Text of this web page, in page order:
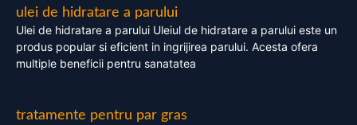
ulei de hidratare a parului
Ulei de hidratare a parului Uleiul de hidratare a parului este un
produs popular si eficient in ingrijirea parului. Acesta ofera
multiple beneficii pentru sanatatea
tratamente pentru par gras